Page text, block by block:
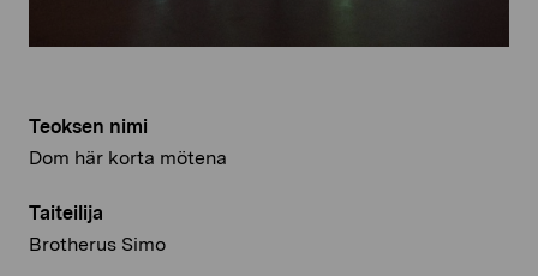
Teoksen nimi
Dom här korta mötena
Taiteilija
Brotherus Simo